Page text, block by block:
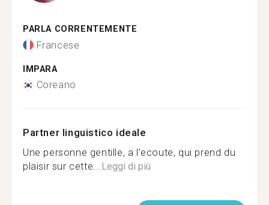
PARLA CORRENTEMENTE
Francese
IMPARA
Coreano
Partner linguistico ideale
Une personne gentille, a l'ecoute, qui prend du
plaisir sur cette...Leggi di più